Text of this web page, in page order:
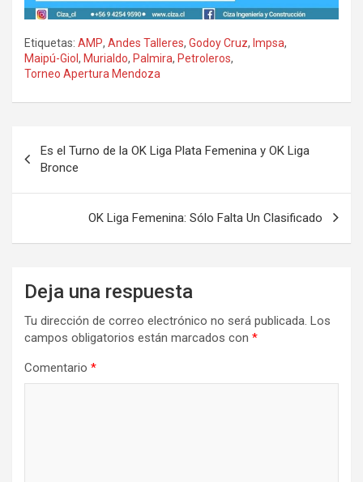
Etiquetas: AMP, Andes Talleres, Godoy Cruz, Impsa,
Maipú-Giol, Murialdo, Palmira, Petroleros,
Torneo Apertura Mendoza
de
entradas
Es el Turno de la OK Liga Plata Femenina y OK Liga
Bronce
OK Liga Femenina: Sólo Falta Un Clasificado
Deja una respuesta
Tu dirección de correo electrónico no será publicada. Los
campos obligatorios están marcados con *
Comentario *